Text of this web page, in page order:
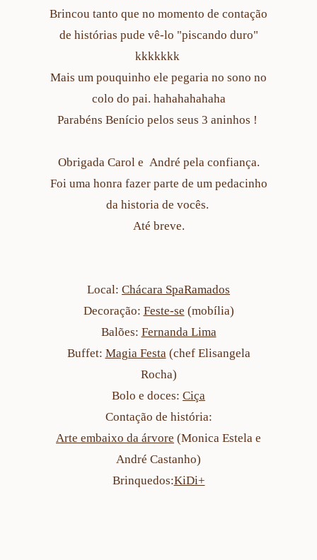
Brincou tanto que no momento de contação
de histórias pude vê-lo "piscando duro"
kkkkkkk
Mais um pouquinho ele pegaria no sono no
colo do pai. hahahahahaha
Parabéns Benício pelos seus 3 aninhos !
Obrigada Carol e André pela confiança.
Foi uma honra fazer parte de um pedacinho
da historia de vocês.
Até breve.
Local: Chácara SpaRamados
Decoração: Feste-se (mobília)
Balões: Fernanda Lima
Buffet: Magia Festa (chef Elisangela
Rocha)
Bolo e doces: Ciça
Contação de história:
Arte embaixo da árvore (Monica Estela e
André Castanho)
Brinquedos:KiDi+